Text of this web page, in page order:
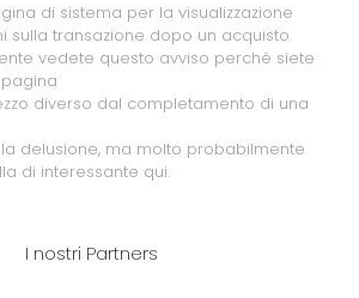
di sistema per la visualizzazione
sulla transazione dopo un acquisto.
vedete questo avviso perché siete
diverso dal completamento di una
delusione, ma molto probabilmente
di interessante qui.
I nostri Partners